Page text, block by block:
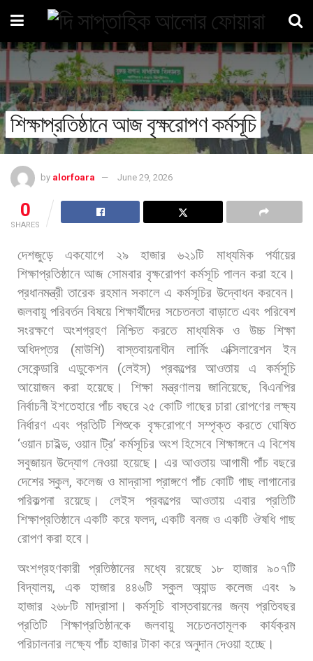
শিক্ষাপ্রতিষ্ঠানে আজ বৃক্ষরোপণ কর্মসূচি
by alorfoara June 29, 2026
0
SHARES
দেশজুড়ে একযোগে ২৯ হাজার ৬২১টি মাধ্যমিক
পর্যায়ের
শিক্ষাপ্রতিষ্ঠানে আজ সোমবার বৃক্ষরোপণ কর্মসূচি পালন করা হবে।
প্রধানমন্ত্রী তারেক রহমান সকালে এ কর্মসূচির উদ্বোধন করবেন।
জলবায়ু পরিবর্তন বিষয়ে শিক্ষার্থীদের সচেতনতা বাড়াতে এবং পরিবেশ
সংরক্ষণে
অংশগ্রহণ নিশ্চিত করতে মাধ্যমিক ও উচ্চ
শিক্ষা
অধিদপ্তর (মাউশি)বাস্তবায়নাধীন লার্নিং এক্সিলারেশন
ইন
সেকেন্ডারি
এডুকেশন(লেইস) প্রকল্পের আওতায় এ
কর্মসূচি
আয়োজন করা হয়েছে। শিক্ষা মন্ত্রণালয় জানিয়েছে,বিএনপির
নির্বাচনী ইশতেহারে পাঁচ বছরে ২৫ কোটি গাছের চারা রোপণের লক্ষ্য
নির্ধারণ এবং প্রতিটি শিশুকে বৃক্ষরোপণে সম্পৃক্ত করতে ঘোষিত
‘ওয়ান চাইল্ড, ওয়ান ট্রি’ কর্মসূচির অংশ হিসেবে শিক্ষাঙ্গনে এ বিশেষ
সবুজায়ন উদ্যোগ নেওয়া হয়েছে। এর আওতায় আগামী পাঁচ বছরে
দেশের স্কুল,কলেজ ও মাদ্রাসা প্রাঙ্গণে পাঁচ কোটি গাছ লাগানোর
পরিকল্পনা
রয়েছে। লেইস প্রকল্পের আওতায় এবার
প্রতিটি
শিক্ষাপ্রতিষ্ঠানে একটি করে ফলদ,একটি বনজ ও একটি ঔষধি গাছ
রোপণ করা হবে।
অংশগ্রহণকারী প্রতিষ্ঠানের মধ্যে রয়েছে ১৮ হাজার
৯০৭টি
বিদ্যালয়, এক হাজার ৪৪৬টি স্কুল অ্যান্ড কলেজ এবং
৯
হাজার ২৬৮টি মাদ্রাসা। কর্মসূচি বাস্তবায়নের জন্য প্রতিবছর
প্রতিটি
শিক্ষাপ্রতিষ্ঠানকে জলবায়ু সচেতনতামূলক
কার্যক্রম
পরিচালনার লক্ষ্যে পাঁচ হাজার টাকা করে অনুদান দেওয়া হচ্ছে।